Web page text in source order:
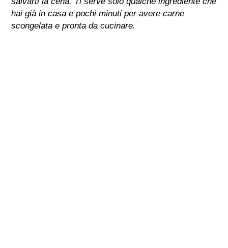
hai già in casa e pochi minuti per avere carne
scongelata e pronta da cucinare.